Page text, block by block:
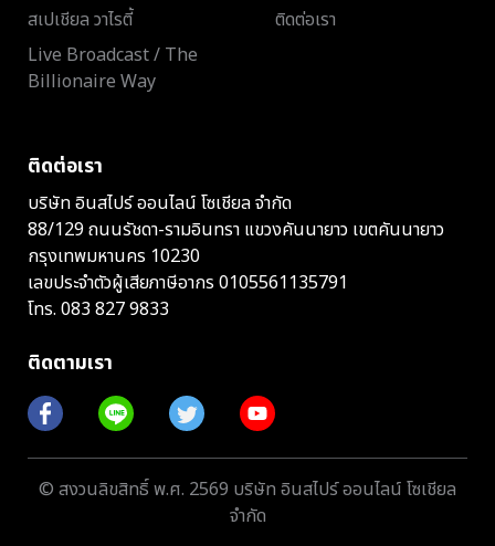
สเปเชียล วาไรตี้
Live Broadcast / The
Billionaire Way
ติดต่อเรา
ติดต่อเรา
บริษัท อินสไปร์ ออนไลน์ โซเชียล จำกัด
88/129 ถนนรัชดา-รามอินทรา แขวงคันนายาว เขตคันนายาว
กรุงเทพมหานคร 10230
เลขประจำตัวผู้เสียภาษีอากร 0105561135791
โทร. 083 827 9833
ติดตามเรา
© สงวนลิขสิทธิ์ พ.ศ. 2569 บริษัท อินสไปร์ ออนไลน์ โซเชียล
จำกัด